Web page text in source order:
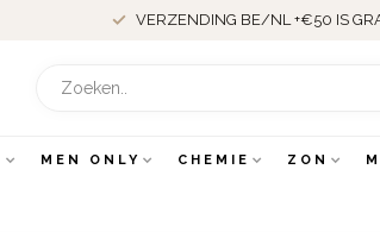
VERZENDING BE/NL +€50 IS
MEN ONLY CHEMIE ZON